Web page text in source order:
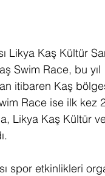
Likya Kaş Kültür
Swim Race, bu
itibaren Kaş
Race ise ilk kez
Likya Kaş Kültür
spor etkinlikleri